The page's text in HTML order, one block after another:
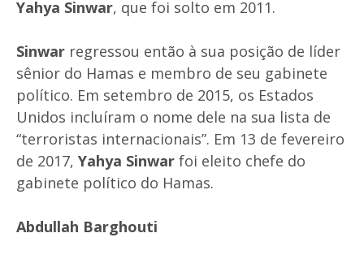
Yahya Sinwar, que foi solto em 2011.
Sinwar regressou então à sua posição de líder
sênior do Hamas e membro de seu gabinete
político. Em setembro de 2015, os Estados
Unidos incluíram o nome dele na sua lista de
“terroristas internacionais”. Em 13 de fevereiro
de 2017, Yahya Sinwar foi eleito chefe do
gabinete político do Hamas.
Abdullah Barghouti